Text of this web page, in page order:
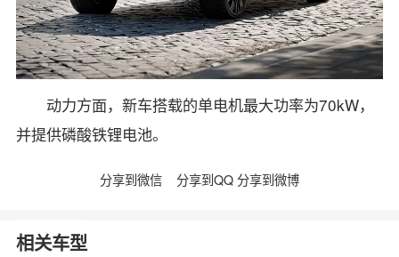
动力方面，新车搭载的单电机最大功率为70kW，
并提供磷酸铁锂电池。
分享到微信 分享到QQ 分享到微博
相关车型